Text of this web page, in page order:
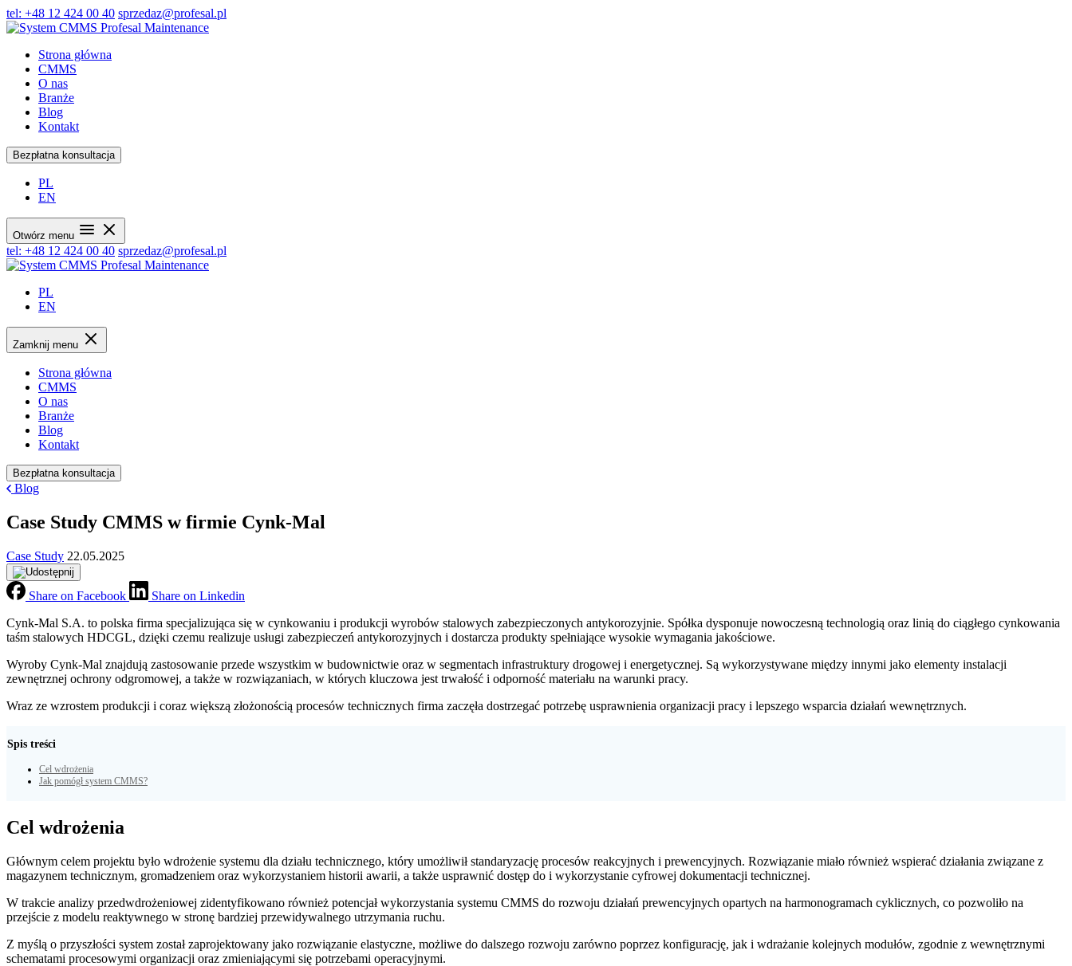
tel: +48 12 424 00 40 sprzedaz@profesal.pl
Strona główna
CMMS
O nas
Branże
Blog
Kontakt
Bezpłatna konsultacja
PL
EN
Otwórz menu
tel: +48 12 424 00 40 sprzedaz@profesal.pl
PL
EN
Zamknij menu
Strona główna
CMMS
O nas
Branże
Blog
Kontakt
Bezpłatna konsultacja
Blog
Case Study CMMS w firmie Cynk-Mal
Case Study 22.05.2025
Share on Facebook
Share on Linkedin
Cynk‑Mal S.A. to polska firma specjalizująca się w cynkowaniu i produkcji wyrobów stalowych zabezpieczonych antykorozyjnie. Spółka dysponuje nowoczesną technologią oraz linią do ciągłego cynkowania
taśm stalowych HDCGL, dzięki czemu realizuje usługi zabezpieczeń antykorozyjnych i dostarcza produkty spełniające wysokie wymagania jakościowe.
Wyroby Cynk‑Mal znajdują zastosowanie przede wszystkim w budownictwie oraz w segmentach infrastruktury drogowej i energetycznej. Są wykorzystywane między innymi jako elementy instalacji
zewnętrznej ochrony odgromowej, a także w rozwiązaniach, w których kluczowa jest trwałość i odporność materiału na warunki pracy.
Wraz ze wzrostem produkcji i coraz większą złożonością procesów technicznych firma zaczęła dostrzegać potrzebę usprawnienia organizacji pracy i lepszego wsparcia działań wewnętrznych.
Spis treści
Cel wdrożenia
Jak pomógł system CMMS?
Cel wdrożenia
Głównym celem projektu było wdrożenie systemu dla działu technicznego, który umożliwił standaryzację procesów reakcyjnych i prewencyjnych. Rozwiązanie miało również wspierać działania związane z
magazynem technicznym, gromadzeniem oraz wykorzystaniem historii awarii, a także usprawnić dostęp do i wykorzystanie cyfrowej dokumentacji technicznej.
W trakcie analizy przedwdrożeniowej zidentyfikowano również potencjał wykorzystania systemu CMMS do rozwoju działań prewencyjnych opartych na harmonogramach cyklicznych, co pozwoliło na
przejście z modelu reaktywnego w stronę bardziej przewidywalnego utrzymania ruchu.
Z myślą o przyszłości system został zaprojektowany jako rozwiązanie elastyczne, możliwe do dalszego rozwoju zarówno poprzez konfigurację, jak i wdrażanie kolejnych modułów, zgodnie z wewnętrznymi
schematami procesowymi organizacji oraz zmieniającymi się potrzebami operacyjnymi.